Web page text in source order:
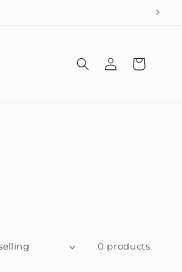
Log
in
Cart
0 products